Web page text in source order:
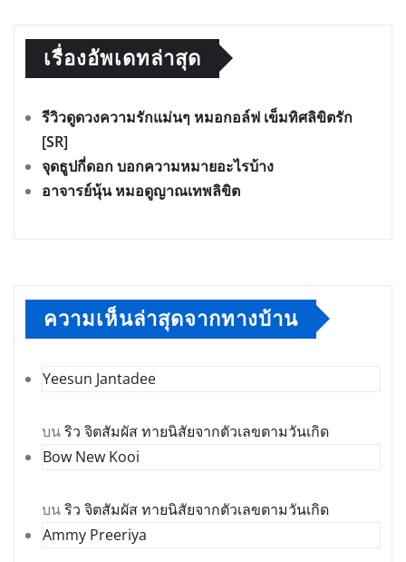
เรื่องอัพเดทล่าสุด
รีวิวดูดวงความรักแม่นๆ หมอกอล์ฟ เข็มทิศลิขิตรัก
[SR]
จุดธูปกี่ดอก บอกความหมายอะไรบ้าง
อาจารย์นุ้น หมอดูญาณเทพลิขิต
ความเห็นล่าสุดจากทางบ้าน
Yeesun Jantadee
บนริว จิตสัมผัส ทายนิสัยจากตัวเลขตามวันเกิด
Bow New Kooi
บนริว จิตสัมผัส ทายนิสัยจากตัวเลขตามวันเกิด
Ammy Preeriya